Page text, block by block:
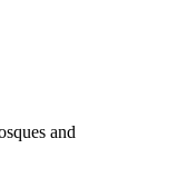
and